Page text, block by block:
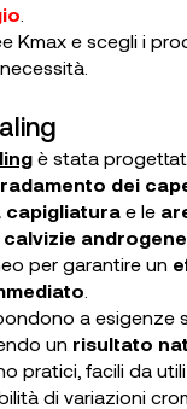
Kmax e scegli i
è stata
dei
capigliaturae le
per garantire un
a esigenze
un risultato
pratici, facili da
di variazioni